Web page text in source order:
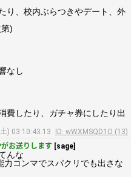
り、校内ぶらつきやデート、外
)
なし
費したり、ガチャ券にしたり出
) 03:10:43.13
ID: wWXMSQD1O (13)
お送りします [sage]
んな
コンマでスパクリでも出さな